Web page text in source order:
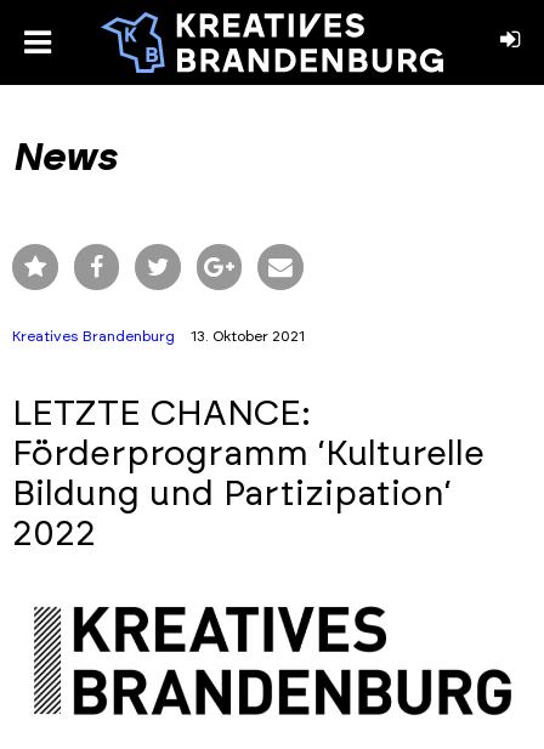
toggle
News
Kreatives Brandenburg 13. Oktober 2021
LETZTE CHANCE:
Förderprogramm ‘Kulturelle
Bildung und Partizipation‘
2022